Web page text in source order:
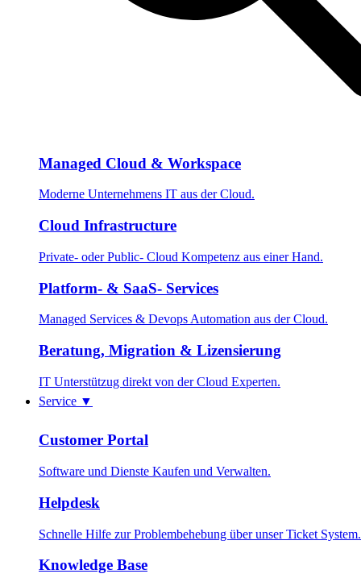
Managed Cloud & Workspace
Moderne Unternehmens IT aus der Cloud.
Cloud Infrastructure
Private- oder Public- Cloud Kompetenz aus einer Hand.
Platform- & SaaS- Services
Managed Services & Devops Automation aus der Cloud.
Beratung, Migration & Lizensierung
IT Unterstützug direkt von der Cloud Experten.
Service ▼
Customer Portal
Software und Dienste Kaufen und Verwalten.
Helpdesk
Schnelle Hilfe zur Problembehebung über unser Ticket System.
Knowledge Base